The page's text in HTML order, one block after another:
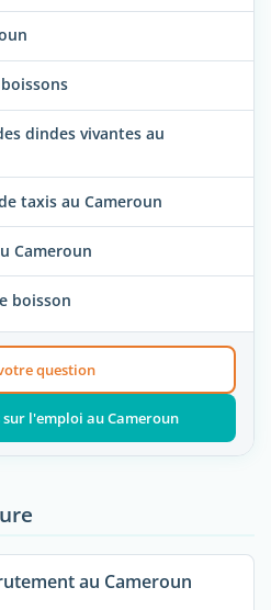
dindes vivantes au
taxis au Cameroun
Cameroun
boisson
question
sur l'emploi au Cameroun
au Cameroun